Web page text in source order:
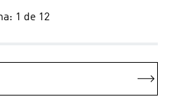
1 de 12